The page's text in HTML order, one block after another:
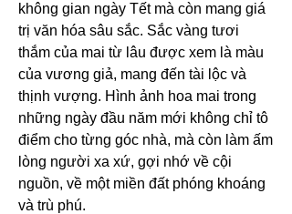
không gian ngày Tết mà còn mang giá
trị văn hóa sâu sắc. Sắc vàng tươi
thắm của mai từ lâu được xem là màu
của vương giả, mang đến tài lộc và
thịnh vượng. Hình ảnh hoa mai trong
những ngày đầu năm mới không chỉ tô
điểm cho từng góc nhà, mà còn làm ấm
lòng người xa xứ, gợi nhớ về cội
nguồn, về một miền đất phóng khoáng
và trù phú.